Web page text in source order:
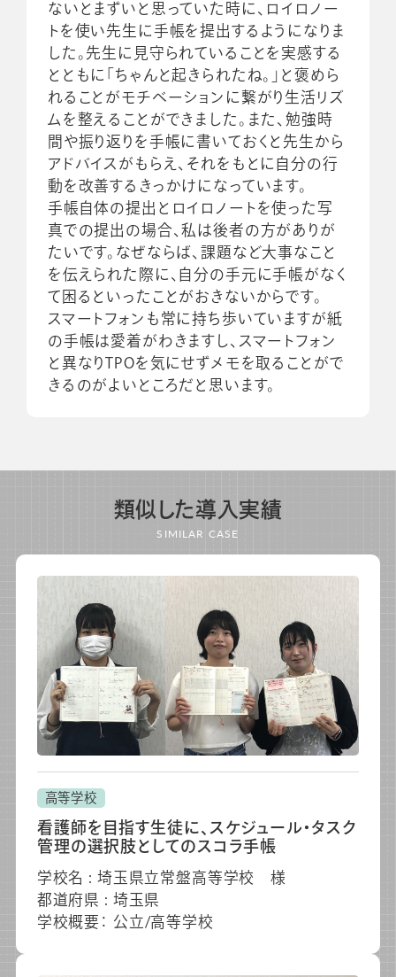
ないとまずいと思っていた時に、ロイロノー
トを使い先生に手帳を提出するようになりま
した。先生に見守られていることを実感する
とともに「ちゃんと起きられたね。」と褒めら
れることがモチベーションに繋がり生活リズ
ムを整えることができました。また、勉強時
間や振り返りを手帳に書いておくと先生から
アドバイスがもらえ、それをもとに自分の行
動を改善するきっかけになっています。
手帳自体の提出とロイロノートを使った写
真での提出の場合、私は後者の方がありが
たいです。なぜならば、課題など大事なこと
を伝えられた際に、自分の手元に手帳がなく
て困るといったことがおきないからです。
スマートフォンも常に持ち歩いていますが紙
の手帳は愛着がわきますし、スマートフォン
と異なりTPOを気にせずメモを取ることがで
きるのがよいところだと思います。
類似した導入実績
SIMILAR CASE
高等学校
看護師を目指す生徒に、スケジュール・タスク
管理の選択肢としてのスコラ手帳
学校名 : 埼玉県立常盤高等学校 様
都道府県 : 埼玉県
学校概要： 公立/高等学校